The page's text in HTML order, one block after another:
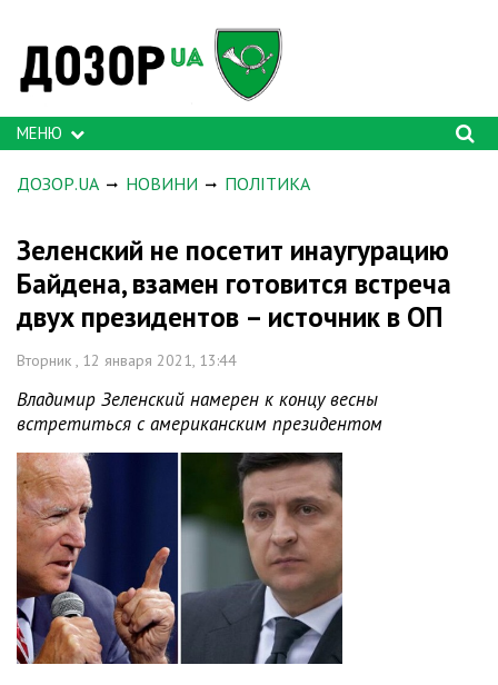
МЕНЮ
ДОЗОР.UA НОВИНИ ПОЛІТИКА
Зеленский не посетит инаугурацию
Байдена, взамен готовится встреча
двух президентов – источник в ОП
Вторник , 12 января 2021, 13:44
Владимир Зеленский намерен к концу весны
встретиться с американским президентом